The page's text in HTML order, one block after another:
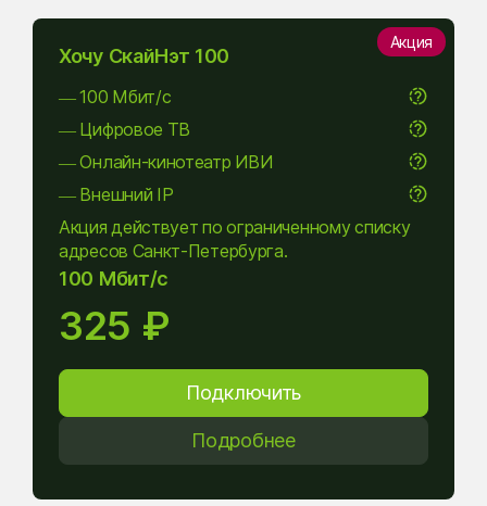
Акция
Хочу СкайНэт 100
— 100 Мбит/с
— Цифровое ТВ
— Онлайн-кинотеатр ИВИ
— Внешний IP
Акция действует по ограниченному списку
адресов Санкт-Петербурга.
100 Мбит/с
325 ₽
Подключить
Подробнее